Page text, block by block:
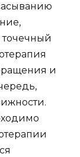
и